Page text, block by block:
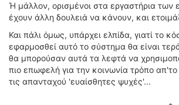
Ή μάλλον, ορισμένοι στα εργαστήρια των
έχουν άλλη δουλειά να κάνουν, και
Και πάλι όμως, υπάρχει ελπίδα, γιατί το
εφαρμοσθεί αυτό το σύστημα θα είναι
θα μπορούσαν αυτά τα λεφτά να
πιο επωφελή για την κοινωνία τρόπο
τις απανταχού 'ευαίσθητες ψυχές'...